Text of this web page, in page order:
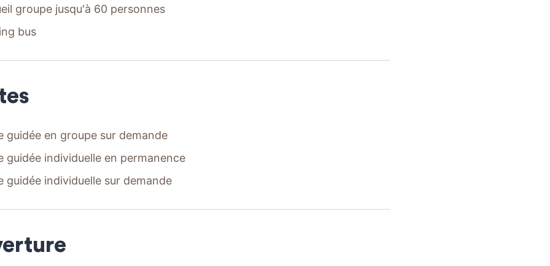
groupe jusqu'à 60 personnes
bus
guidée en groupe sur demande
guidée individuelle en permanence
guidée individuelle sur demande